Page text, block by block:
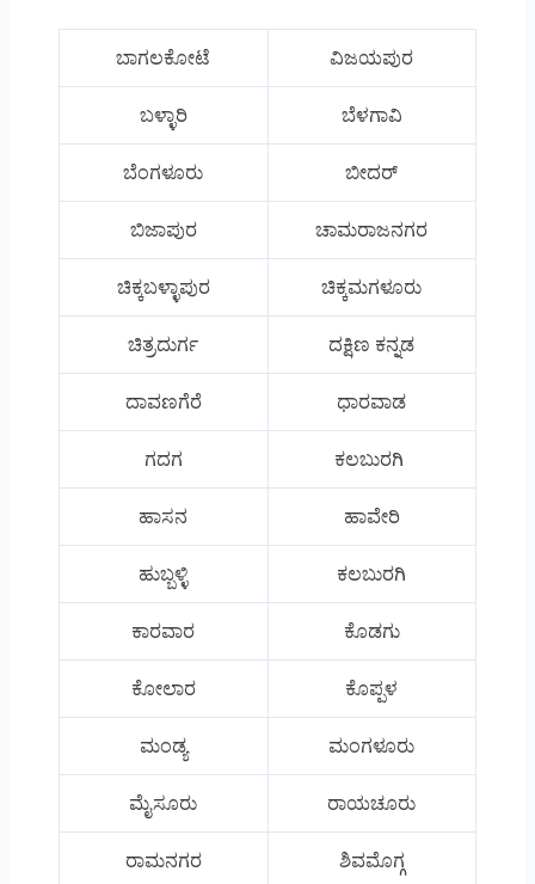
ಬಾಗಲಕೋಟೆ ವಿಜಯಪುರ
ಬಳ್ಳಾರಿ ಬೆಳಗಾವಿ
ಬೆಂಗಳೂರು ಬೀದರ್
ಬಿಜಾಪುರ ಚಾಮರಾಜನಗರ
ಚಿಕ್ಕಬಳ್ಳಾಪುರ ಚಿಕ್ಕಮಗಳೂರು
ಚಿತ್ರದುರ್ಗ ದಕ್ಷಿಣ ಕನ್ನಡ
ದಾವಣಗೆರೆ ಧಾರವಾಡ
ಗದಗ ಕಲಬುರಗಿ
ಹಾಸನ ಹಾವೇರಿ
ಹುಬ್ಬಳ್ಳಿ ಕಲಬುರಗಿ
ಕಾರವಾರ ಕೊಡಗು
ಕೋಲಾರ ಕೊಪ್ಪಳ
ಮಂಡ್ಯ ಮಂಗಳೂರು
ಮೈಸೂರು ರಾಯಚೂರು
ರಾಮನಗರ ಶಿವಮೊಗ್ಗ